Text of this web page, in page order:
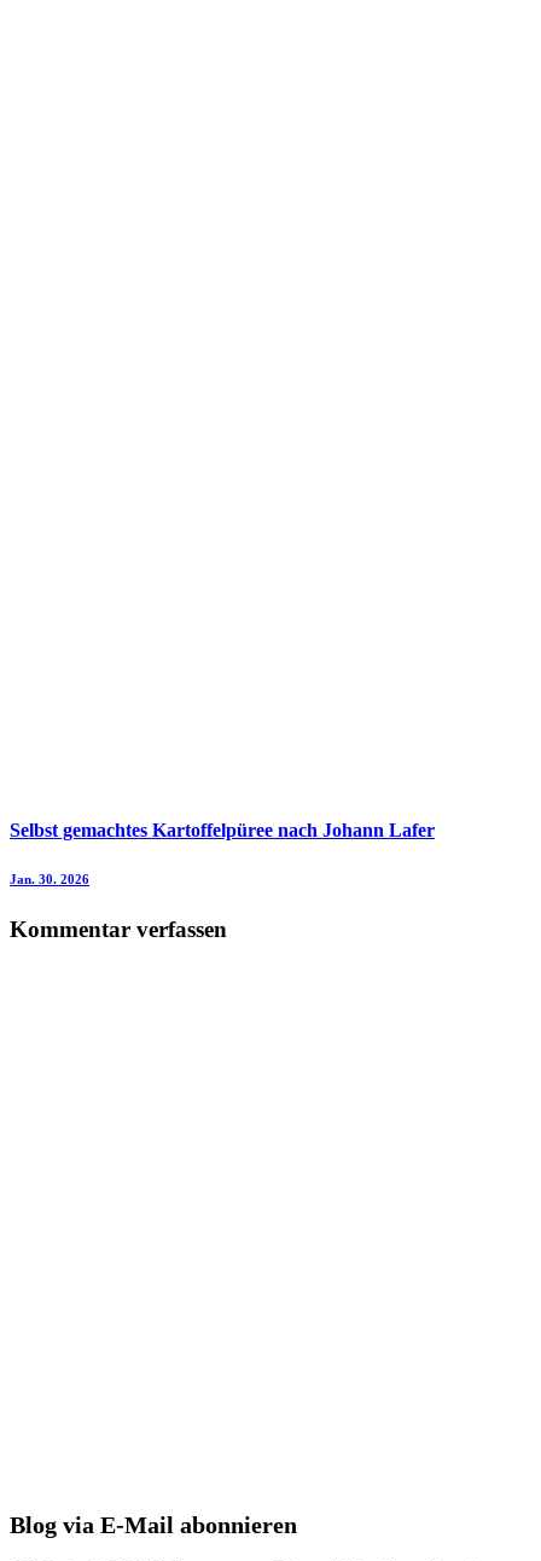
Selbst gemachtes Kartoffelpüree nach Johann Lafer
Jan. 30. 2026
Kommentar verfassen
Blog via E-Mail abonnieren